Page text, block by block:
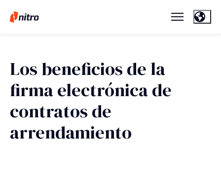
Los beneficios de la
firma electrónica de
contratos de
arrendamiento